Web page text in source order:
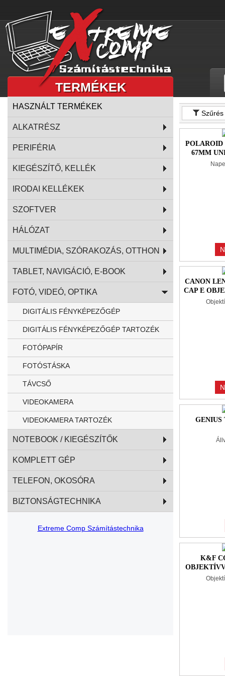
TERMÉKEK
HASZNÁLT TERMÉKEK
ALKATRÉSZ
PERIFÉRIA
KIEGÉSZÍTŐ, KELLÉK
IRODAI KELLÉKEK
SZOFTVER
HÁLÓZAT
MULTIMÉDIA, SZÓRAKOZÁS, OTTHON
TABLET, NAVIGÁCIÓ, E-BOOK
FOTÓ, VIDEÓ, OPTIKA
DIGITÁLIS FÉNYKÉPEZŐGÉP
DIGITÁLIS FÉNYKÉPEZŐGÉP TARTOZÉK
FOTÓPAPÍR
FOTÓSTÁSKA
TÁVCSŐ
VIDEOKAMERA
VIDEOKAMERA TARTOZÉK
NOTEBOOK / KIEGÉSZÍTŐK
KOMPLETT GÉP
TELEFON, OKOSÓRA
BIZTONSÁGTECHNIKA
Extreme Comp Számítástechnika
Szűrés
POLAROID
67MM
CANON
CAP E
GENIUS
K&F